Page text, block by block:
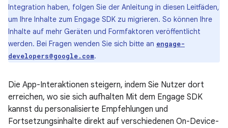
Integration haben, folgen Sie der Anleitung in diesen Leitfäden,
um Ihre Inhalte zum Engage SDK zu migrieren. So können Ihre
Inhalte auf mehr Geräten und Formfaktoren veröffentlicht
werden. Bei Fragen wenden Sie sich bitte an engage-
developers@google.com.
Die App-Interaktionen steigern, indem Sie Nutzer dort
erreichen, wo sie sich aufhalten Mit dem Engage SDK
kannst du personalisierte Empfehlungen und
Fortsetzungsinhalte direkt auf verschiedenen On-Device-